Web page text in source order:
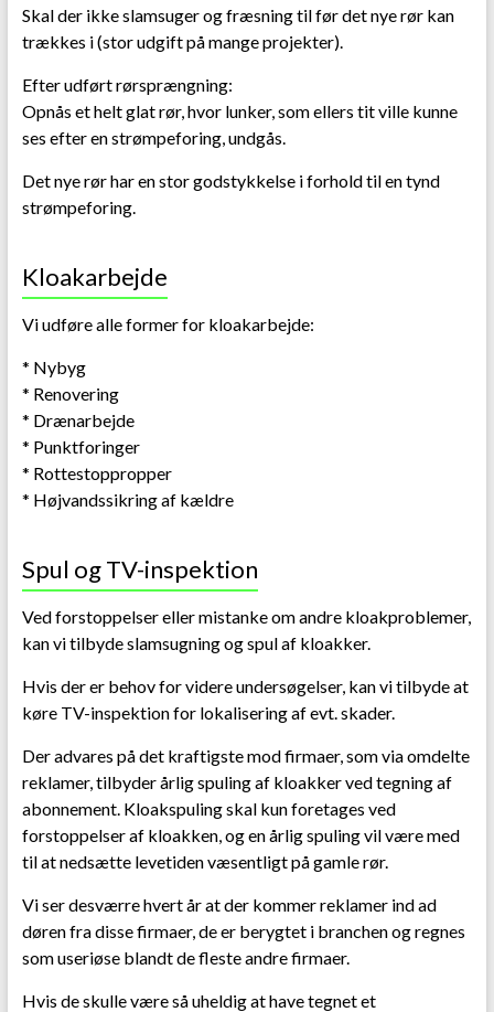
Skal der ikke slamsuger og fræsning til før det nye rør kan
trækkes i (stor udgift på mange projekter).
Efter udført rørsprængning:
Opnås et helt glat rør, hvor lunker, som ellers tit ville kunne
ses efter en strømpeforing, undgås.
Det nye rør har en stor godstykkelse i forhold til en tynd
strømpeforing.
Kloakarbejde
Vi udføre alle former for kloakarbejde:
* Nybyg
* Renovering
* Drænarbejde
* Punktforinger
* Rottestoppropper
* Højvandssikring af kældre
Spul og TV-inspektion
Ved forstoppelser eller mistanke om andre kloakproblemer,
kan vi tilbyde slamsugning og spul af kloakker.
Hvis der er behov for videre undersøgelser, kan vi tilbyde at
køre TV-inspektion for lokalisering af evt. skader.
Der advares på det kraftigste mod firmaer, som via omdelte
reklamer, tilbyder årlig spuling af kloakker ved tegning af
abonnement. Kloakspuling skal kun foretages ved
forstoppelser af kloakken, og en årlig spuling vil være med
til at nedsætte levetiden væsentligt på gamle rør.
Vi ser desværre hvert år at der kommer reklamer ind ad
døren fra disse firmaer, de er berygtet i branchen og regnes
som useriøse blandt de fleste andre firmaer.
Hvis de skulle være så uheldig at have tegnet et